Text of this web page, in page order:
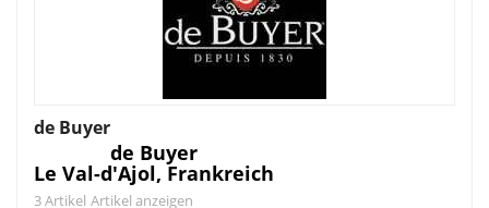
de Buyer
de Buyer
Le Val-d'Ajol, Frankreich
3 Artikel Artikel anzeigen